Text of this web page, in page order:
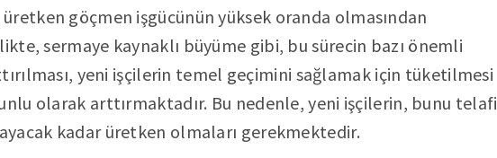
göçmen işgücünün yüksek oranda olmasından
sermaye kaynaklı büyüme gibi, bu sürecin bazı önemli
yeni işçilerin temel geçimini sağlamak için tüketilmesi
olarak arttırmaktadır. Bu nedenle, yeni işçilerin, bunu telafi
kadar üretken olmaları gerekmektedir.